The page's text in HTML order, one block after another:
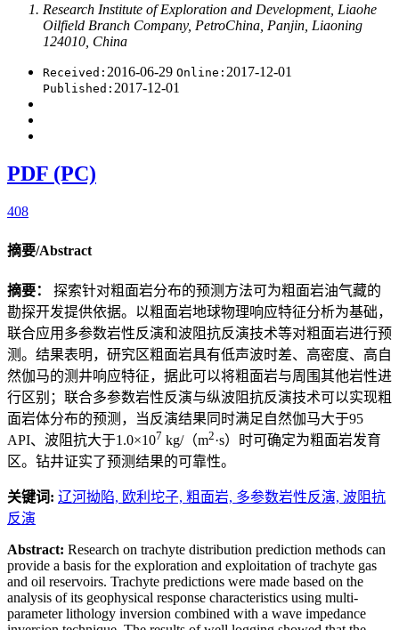
Research Institute of Exploration and Development, Liaohe
Oilfield Branch Company, PetroChina, Panjin, Liaoning
124010, China
Received: 2016-06-29 Online: 2017-12-01
Published: 2017-12-01
PDF (PC)
408
摘要/Abstract
摘要： 探索针对粗面岩分布的预测方法可为粗面岩油气藏的
勘探开发提供依据。以粗面岩地球物理响应特征分析为基础，
联合应用多参数岩性反演和波阻抗反演技术等对粗面岩进行预
测。结果表明，研究区粗面岩具有低声波时差、高密度、高自
然伽马的测井响应特征，据此可以将粗面岩与周围其他岩性进
行区别；联合多参数岩性反演与纵波阻抗反演技术可以实现粗
面岩体分布的预测，当反演结果同时满足自然伽马大于95
API、波阻抗大于1.0×107 kg/（m2·s）时可确定为粗面岩发育
区。钻井证实了预测结果的可靠性。
关键词: 辽河拗陷, 欧利坨子, 粗面岩, 多参数岩性反演, 波阻抗
反演
Abstract: Research on trachyte distribution prediction methods can
provide a basis for the exploration and exploitation of trachyte gas
and oil reservoirs. Trachyte predictions were made based on the
analysis of its geophysical response characteristics using multi-
parameter lithology inversion combined with a wave impedance